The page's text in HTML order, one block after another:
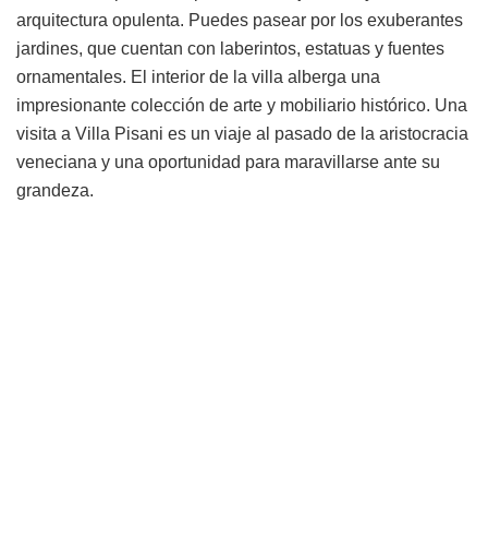
arquitectura opulenta. Puedes pasear por los exuberantes
jardines, que cuentan con laberintos, estatuas y fuentes
ornamentales. El interior de la villa alberga una
impresionante colección de arte y mobiliario histórico. Una
visita a Villa Pisani es un viaje al pasado de la aristocracia
veneciana y una oportunidad para maravillarse ante su
grandeza.